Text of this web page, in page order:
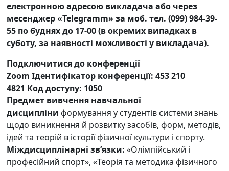
електронною адресою викладача або через
месенджер «Telegramm» за моб. тел. (099) 984-39-
55 по буднях до 17-00 (в окремих випадках в
суботу, за наявності можливості у викладача).
Подключитися до конференції
Zoom Ідентифікатор конференції: 453 210
4821 Код доступу: 1050
Предмет вивчення навчальної
дисципліни формування у студентів системи знань
щодо виникнення й розвитку засобів, форм, методів,
ідей та теорій в історії фізичної культури і спорту.
Міждисциплінарні зв’язки: «Олімпійський і
професійний спорт», «Теорія та методика фізичного